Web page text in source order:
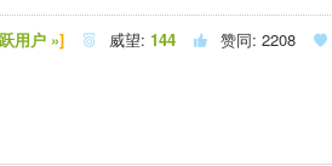
用户 »]  威望: 144  赞同: 2208 